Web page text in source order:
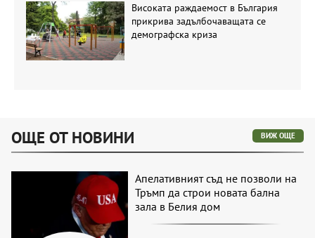
Високата раждаемост в България
прикрива задълбочаващата се
демографска криза
ОЩЕ ОТ НОВИНИ ВИЖ ОЩЕ
Апелативният съд не позволи на
Тръмп да строи новата бална
зала в Белия дом